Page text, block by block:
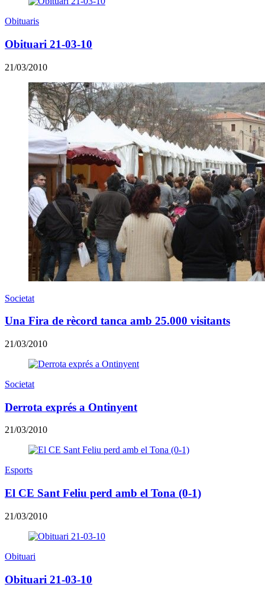
Obituaris
Obituari 21-03-10
21/03/2010
Societat
Una Fira de rècord tanca amb 25.000 visitants
21/03/2010
Societat
Derrota exprés a Ontinyent
21/03/2010
Esports
El CE Sant Feliu perd amb el Tona (0-1)
21/03/2010
Obituari
Obituari 21-03-10